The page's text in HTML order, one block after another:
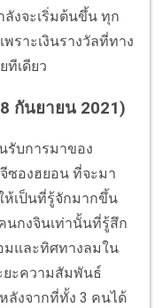
ลังจะเริ่มต้นขึ้น ทุก
ราะเงินรางวัลที่ทาง
ทีเดียว
กันยายน 2021)
รับการมาของ
ซองฮยอน ที่จะมา
ห้เป็นที่รู้จักมากขึ้น
นกงจินเท่านั้นที่รู้สึก
มและทิศทางลมใน
ยะความสัมพันธ์
ลังจากที่ทั้ง 3 คนได้